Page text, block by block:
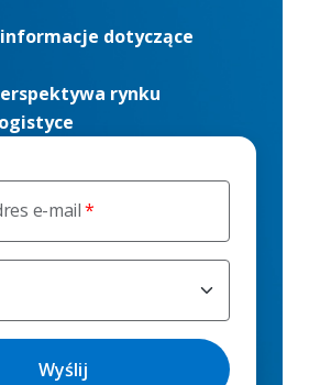
e-mail
dotyczące
rynku